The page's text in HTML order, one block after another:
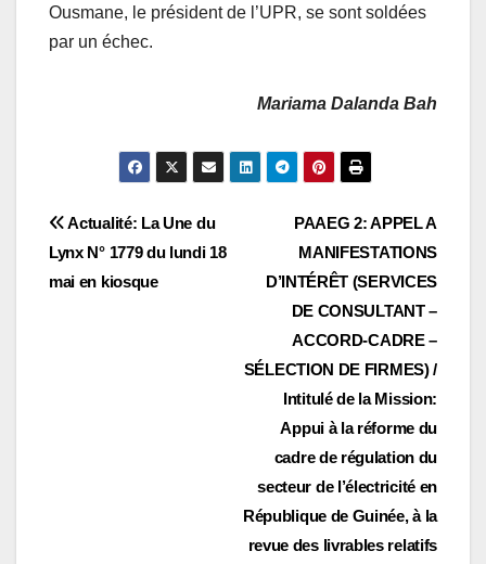
Ousmane, le président de l’UPR, se sont soldées
par un échec.
Mariama Dalanda Bah
Navigation
de
PAAEG 2: APPEL A
MANIFESTATIONS
D’INTÉRÊT (SERVICES
DE CONSULTANT –
ACCORD-CADRE –
SÉLECTION DE FIRMES) /
Intitulé de la Mission:
Appui à la réforme du
cadre de régulation du
secteur de l’électricité en
République de Guinée, à la
revue des livrables relatifs
Actualité: La Une du
Lynx N° 1779 du lundi 18
mai en kiosque